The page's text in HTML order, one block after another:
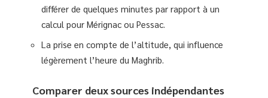
différer de quelques minutes par rapport à un
calcul pour Mérignac ou Pessac.
La prise en compte de l’altitude, qui influence
légèrement l’heure du Maghrib.
Comparer deux sources indépendantes